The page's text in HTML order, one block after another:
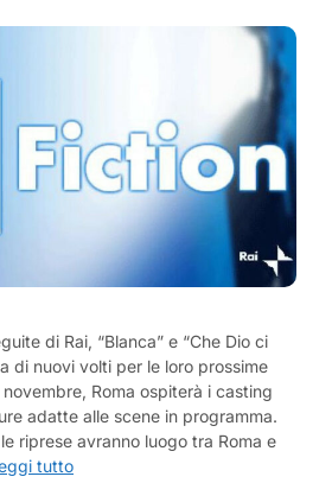
di Rai, “Blanca” e “Che Dio ci
di nuovi volti per le loro prossime
Roma ospiterà i casting
adatte alle scene in programma.
le riprese avranno luogo tra Roma e
tutto